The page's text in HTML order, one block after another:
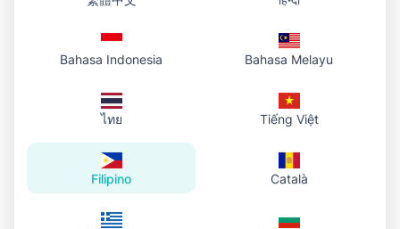
sa mga tiyak na bahagi ng iyong larawan
habang pinapanatili ang bilog na hugis.
Image Tips para sa
Perpektong Circle Crops
I-center ang Iyong Subject
Bahasa Indonesia Bahasa Melayu
ไทย Tiếng Việt
Filipino Català